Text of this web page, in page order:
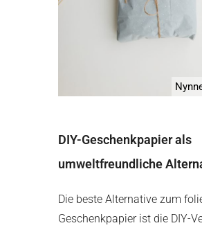
DIY-Geschenkpapier als
umweltfreundliche
Die beste Alternative zum
Geschenkpapier ist die DIY-